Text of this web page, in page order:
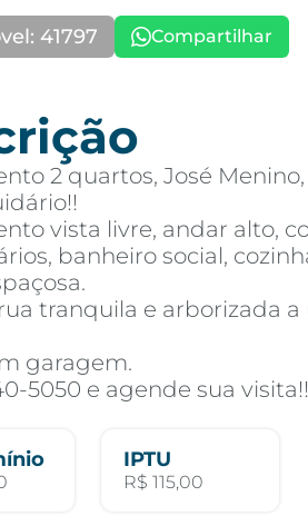
41797 Compartilhar
2 quartos, José
vista livre, andar alto,
banheiro social,
tranquila e arborizada
garagem.
5050 e agende sua visita!!
IPTU
R$ 115,00